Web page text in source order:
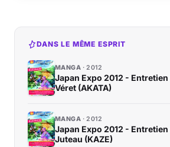
DANS LE MÊME ESPRIT
MANGA 2012
Japan Expo 2012 -
Véret (AKATA)
MANGA 2012
Japan Expo 2012 -
Juteau (KAZE)